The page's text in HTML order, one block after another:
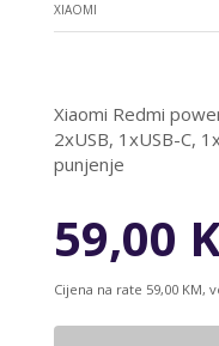
XIAOMI
Xiaomi Redmi
2xUSB, 1xUSB-C,
punjenje
59,00
Cijena na rate 59,00 KM,